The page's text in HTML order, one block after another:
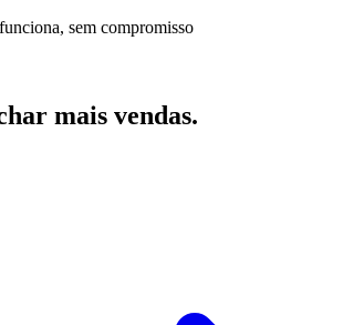
sem compromisso
mais vendas.